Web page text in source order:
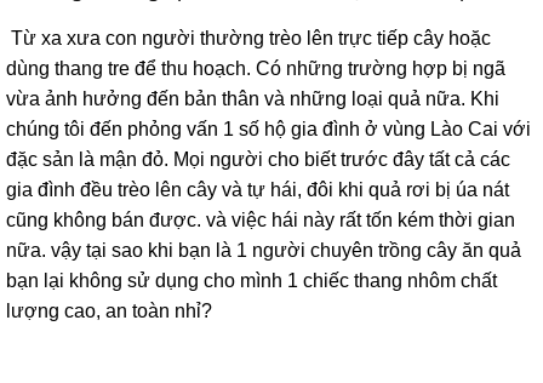
Từ xa xưa con người thường trèo lên trực tiếp cây hoặc
dùng thang tre để thu hoạch. Có những trường hợp bị ngã
vừa ảnh hưởng đến bản thân và những loại quả nữa. Khi
chúng tôi đến phỏng vấn 1 số hộ gia đình ở vùng Lào Cai với
đặc sản là mận đỏ. Mọi người cho biết trước đây tất cả các
gia đình đều trèo lên cây và tự hái, đôi khi quả rơi bị úa nát
cũng không bán được. và việc hái này rất tốn kém thời gian
nữa. vậy tại sao khi bạn là 1 người chuyên trồng cây ăn quả
bạn lại không sử dụng cho mình 1 chiếc thang nhôm chất
lượng cao, an toàn nhỉ?